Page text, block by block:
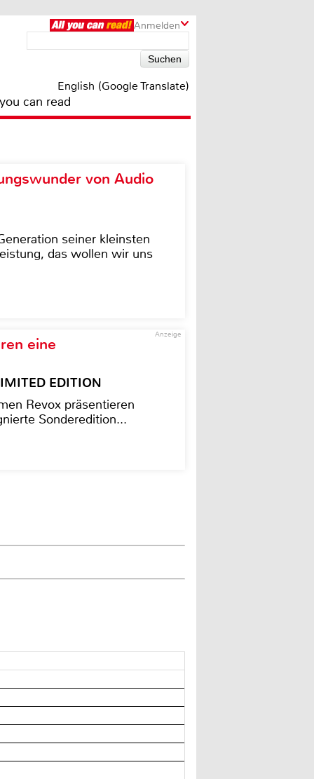
Anmelden
English (Google Translate)
can read
von Audio
seiner kleinsten
das wollen wir uns
Anzeige
eine
EDITION
Revox präsentieren
Sonderedition...